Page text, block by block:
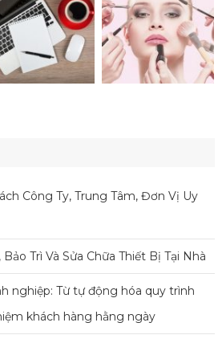
Công Ty, Trung Tâm, Đơn Vị Uy
Trì Và Sửa Chữa Thiết Bị Tại Nhà
nghiệp: Từ tự động hóa quy trình
khách hàng hằng ngày